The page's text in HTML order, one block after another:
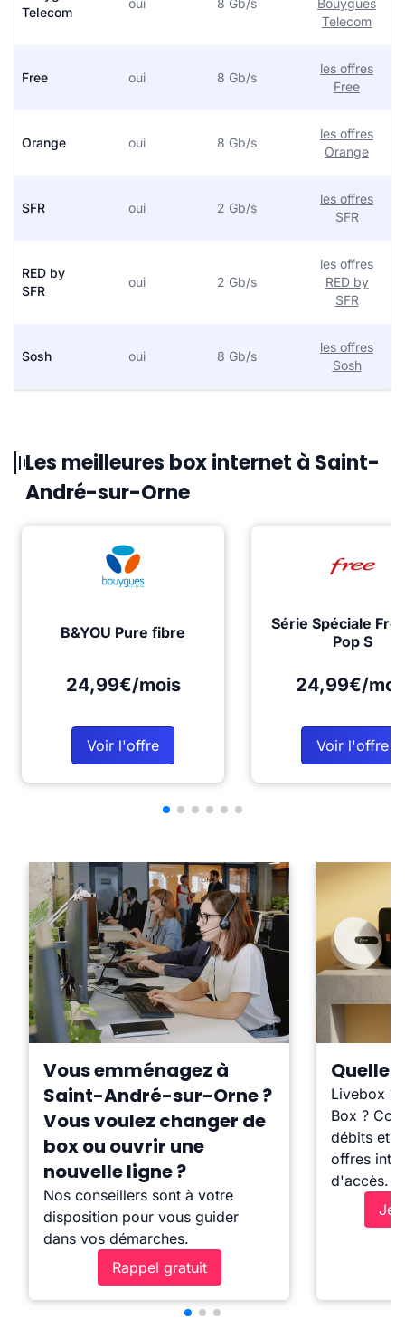
Telecom
oui 8 Gb/s
Bouygues
Telecom
Free oui 8 Gb/s
les offres
Free
Orange oui 8 Gb/s
les offres
Orange
SFR oui 2 Gb/s
les offres
SFR
RED by
SFR
oui 2 Gb/s
les offres
RED by
SFR
Sosh oui 8 Gb/s
les offres
Sosh
Les meilleures box internet à Saint-
André-sur-Orne
B&YOU Pure fibre
24,99€/mois
Voir l'offre
Série Spéciale
Pop S
24,99€/
Voir l'offre
Vous emménagez à
Saint-André-sur-Orne ?
Vous voulez changer de
box ou ouvrir une
nouvelle ligne ?
Nos conseillers sont à votre
disposition pour vous guider
dans vos démarches.
Rappel gratuit
Quelle
Livebox ?
Box ?
débits et
offres
d'accès.
Je